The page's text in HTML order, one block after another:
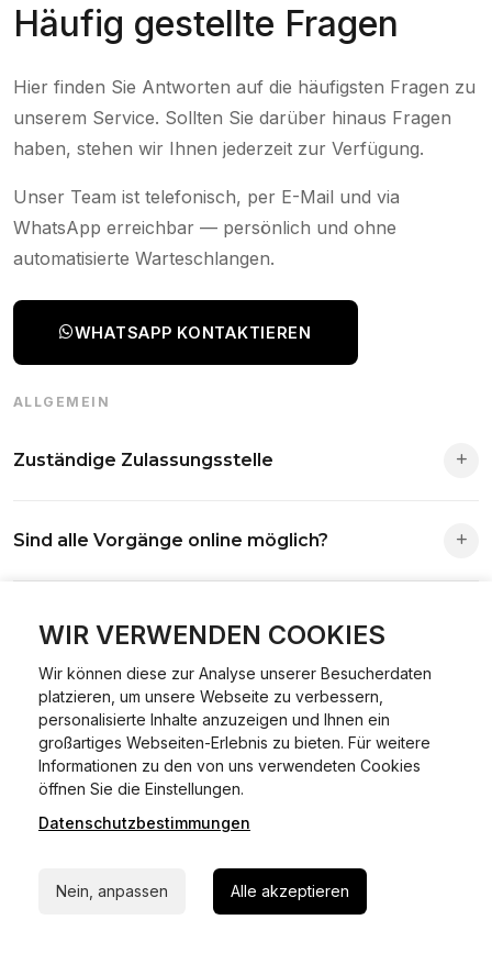
WIR VERWENDEN COOKIES
Wir können diese zur Analyse unserer Besucherdaten
platzieren, um unsere Webseite zu verbessern,
personalisierte Inhalte anzuzeigen und Ihnen ein
großartiges Webseiten-Erlebnis zu bieten. Für weitere
Informationen zu den von uns verwendeten Cookies
öffnen Sie die Einstellungen.
Datenschutzbestimmungen
Nein, anpassen Alle akzeptieren
Häufig gestellte Fragen
Hier finden Sie Antworten auf die häufigsten Fragen zu
unserem Service. Sollten Sie darüber hinaus Fragen
haben, stehen wir Ihnen jederzeit zur Verfügung.
Unser Team ist telefonisch, per E-Mail und via
WhatsApp erreichbar — persönlich und ohne
automatisierte Warteschlangen.
WHATSAPP KONTAKTIEREN
ALLGEMEIN
Zuständige Zulassungsstelle
Antrag wird automatisch an die richtige Stelle weitergeleitet.
Sind alle Vorgänge online möglich?
Abmeldungen für Fahrzeuge mit Erstzulassung vor dem
Was ist Online Kfz-Zulassung?
Ein Internetverfahren, mit dem du Fahrzeuge anmelden,
ummelden oder abmelden kannst – inklusive Dateneingabe,
Dokumentprüfung und Bezahlung.
Welche Vorteile gibt es?
Zeitersparnis, flexible Durchführung, kein Besuch der
Behörde notwendig.
Welche Unterlagen werden benötigt?
Fahrzeugbrief, Fahrzeugschein, Ausweis oder Reisepass,
Versicherungsnachweis, falls erforderlich TÜV-Bericht.
Die Prozesse laufen über gesicherte Verbindungen mit